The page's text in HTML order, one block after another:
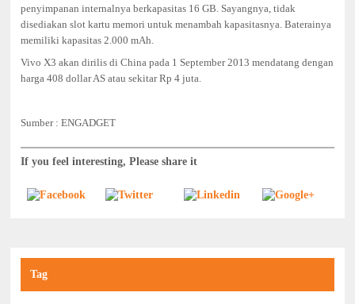
penyimpanan internalnya berkapasitas 16 GB. Sayangnya, tidak
disediakan slot kartu memori untuk menambah kapasitasnya. Baterainya
memiliki kapasitas 2.000 mAh.
Vivo X3 akan dirilis di China pada 1 September 2013 mendatang dengan
harga 408 dollar AS atau sekitar Rp 4 juta.
Sumber : ENGADGET
If you feel interesting, Please share it
Tag